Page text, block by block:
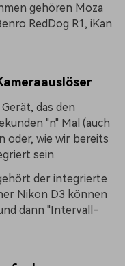
gehören Moza
RedDog R1, iKan
das den
"n" Mal (auch
oder, wie wir bereits
sein.
der integrierte
Nikon D3 können
dann "Intervall-